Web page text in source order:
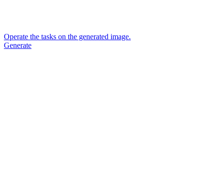
Operate the tasks on the generated image.
Generate